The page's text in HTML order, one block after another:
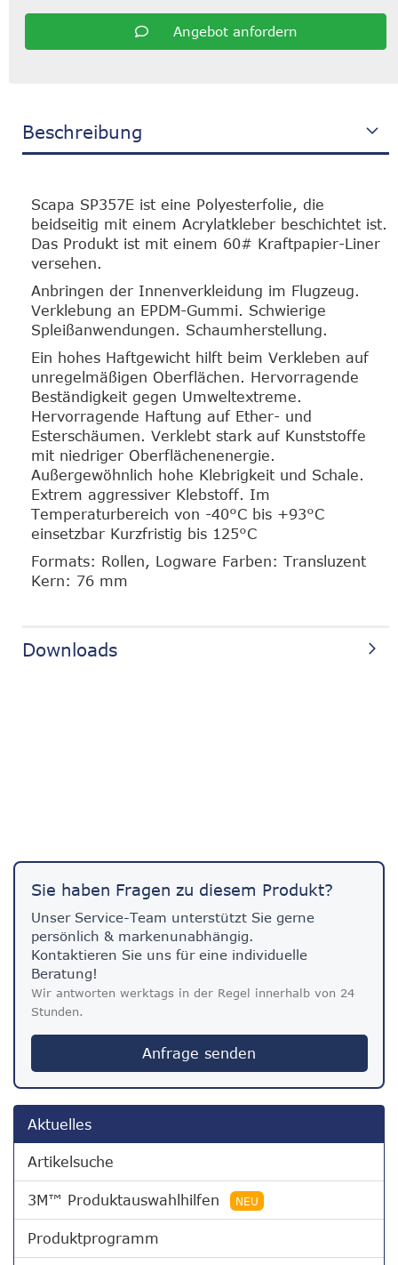
Angebot anfordern
Beschreibung
Scapa SP357E ist eine Polyesterfolie, die
beidseitig mit einem Acrylatkleber beschichtet ist.
Das Produkt ist mit einem 60# Kraftpapier-Liner
versehen.
Anbringen der Innenverkleidung im Flugzeug.
Verklebung an EPDM-Gummi. Schwierige
Spleißanwendungen. Schaumherstellung.
Ein hohes Haftgewicht hilft beim Verkleben auf
unregelmäßigen Oberflächen. Hervorragende
Beständigkeit gegen Umweltextreme.
Hervorragende Haftung auf Ether- und
Esterschäumen. Verklebt stark auf Kunststoffe
mit niedriger Oberflächenenergie.
Außergewöhnlich hohe Klebrigkeit und Schale.
Extrem aggressiver Klebstoff. Im
Temperaturbereich von -40°C bis +93°C
einsetzbar Kurzfristig bis 125°C
Formats: Rollen, Logware Farben: Transluzent
Kern: 76 mm
Downloads
Sie haben Fragen zu diesem Produkt?
Unser Service-Team unterstützt Sie gerne
persönlich & markenunabhängig.
Kontaktieren Sie uns für eine individuelle
Beratung!
Wir antworten werktags in der Regel innerhalb von 24
Stunden.
Anfrage senden
Aktuelles
Artikelsuche
3M™ Produktauswahlhilfen NEU
Produktprogramm